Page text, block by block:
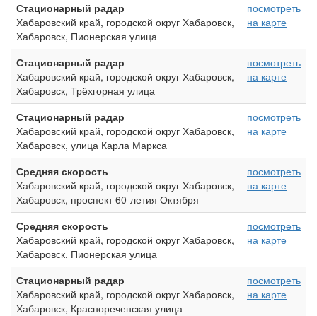
Стационарный радар
Хабаровский край, городской округ Хабаровск,
Хабаровск, Пионерская улица
посмотреть
на карте
Стационарный радар
Хабаровский край, городской округ Хабаровск,
Хабаровск, Трёхгорная улица
посмотреть
на карте
Стационарный радар
Хабаровский край, городской округ Хабаровск,
Хабаровск, улица Карла Маркса
посмотреть
на карте
Средняя скорость
Хабаровский край, городской округ Хабаровск,
Хабаровск, проспект 60-летия Октября
посмотреть
на карте
Средняя скорость
Хабаровский край, городской округ Хабаровск,
Хабаровск, Пионерская улица
посмотреть
на карте
Стационарный радар
Хабаровский край, городской округ Хабаровск,
Хабаровск, Краснореченская улица
посмотреть
на карте